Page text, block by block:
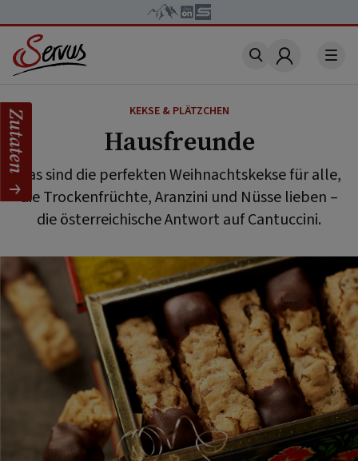
Account
KEKSE & PLÄTZCHEN
Hausfreunde
Das sind die perfekten Weihnachtskekse für alle,
die Trockenfrüchte, Aranzini und Nüsse lieben –
die österreichische Antwort auf Cantuccini.
Zutaten